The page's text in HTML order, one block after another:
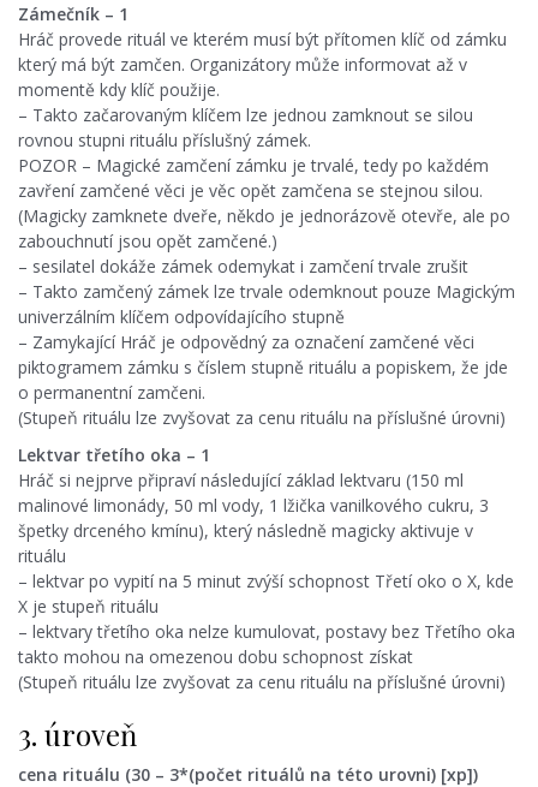
Zámečník – 1
Hráč provede rituál ve kterém musí být přítomen klíč od zámku
který má být zamčen. Organizátory může informovat až v
momentě kdy klíč použije.
– Takto začarovaným klíčem lze jednou zamknout se silou
rovnou stupni rituálu příslušný zámek.
POZOR – Magické zamčení zámku je trvalé, tedy po každém
zavření zamčené věci je věc opět zamčena se stejnou silou.
(Magicky zamknete dveře, někdo je jednorázově otevře, ale po
zabouchnutí jsou opět zamčené.)
– sesilatel dokáže zámek odemykat i zamčení trvale zrušit
– Takto zamčený zámek lze trvale odemknout pouze Magickým
univerzálním klíčem odpovídajícího stupně
– Zamykající Hráč je odpovědný za označení zamčené věci
piktogramem zámku s číslem stupně rituálu a popiskem, že jde
o permanentní zamčeni.
(Stupeň rituálu lze zvyšovat za cenu rituálu na příslušné úrovni)
Lektvar třetího oka – 1
Hráč si nejprve připraví následující základ lektvaru (150 ml
malinové limonády, 50 ml vody, 1 lžička vanilkového cukru, 3
špetky drceného kmínu), který následně magicky aktivuje v
rituálu
– lektvar po vypití na 5 minut zvýší schopnost Třetí oko o X, kde
X je stupeň rituálu
– lektvary třetího oka nelze kumulovat, postavy bez Třetího oka
takto mohou na omezenou dobu schopnost získat
(Stupeň rituálu lze zvyšovat za cenu rituálu na příslušné úrovni)
3. úroveň
cena rituálu (30 – 3*(počet rituálů na této urovni) [xp])